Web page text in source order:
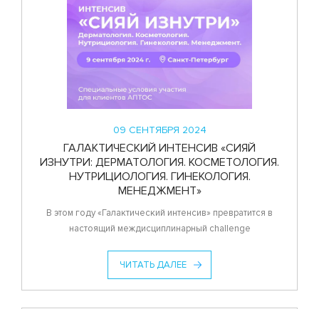
09 СЕНТЯБРЯ 2024
ГАЛАКТИЧЕСКИЙ ИНТЕНСИВ «СИЯЙ
ИЗНУТРИ: ДЕРМАТОЛОГИЯ. КОСМЕТОЛОГИЯ.
НУТРИЦИОЛОГИЯ. ГИНЕКОЛОГИЯ.
МЕНЕДЖМЕНТ»
В этом году «Галактический интенсив» превратится в
настоящий междисциплинарный challenge
ЧИТАТЬ ДАЛЕЕ